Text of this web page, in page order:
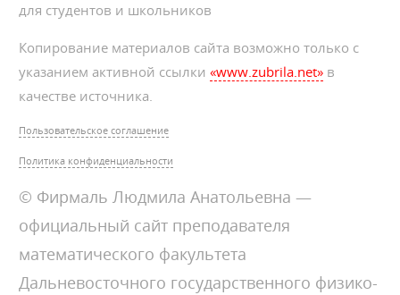
для студентов и школьников
Копирование материалов сайта возможно только с
указанием активной ссылки«www.zubrila.net» в
качестве источника.
Пользовательское соглашение
Политика конфиденциальности
© Фирмаль Людмила Анатольевна —
официальный сайт преподавателя
математического факультета
Дальневосточного государственного физико-